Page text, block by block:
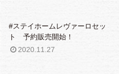
#ステイホームレヴァーロセッ
ト 予約販売開始！
2020.11.27